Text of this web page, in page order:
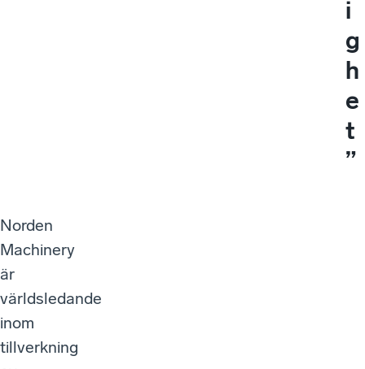
i
g
h
e
t
”
Norden
Machinery
är
världsledande
inom
tillverkning